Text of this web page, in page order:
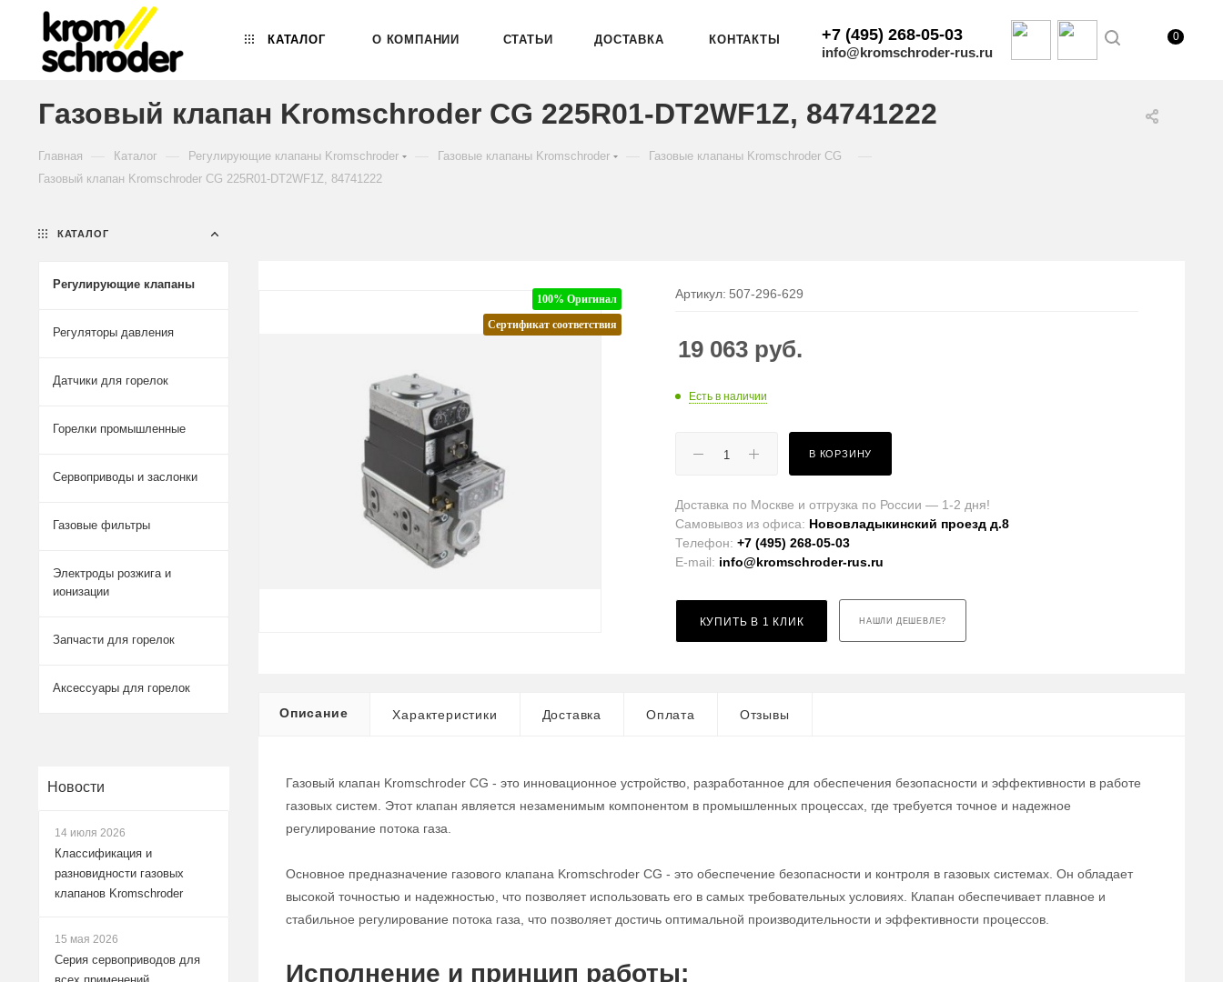
КАТАЛОГ О КОМПАНИИ СТАТЬИ ДОСТАВКА КОНТАКТЫ +7 (495) 268-05-03
info@kromschroder-rus.ru
0
Газовый клапан Kromschroder CG 225R01-DT2WF1Z, 84741222
Главная Каталог Регулирующие клапаны Kromschroder Газовые клапаны Kromschroder Газовые клапаны Kromschroder CG
Газовый клапан Kromschroder CG 225R01-DT2WF1Z, 84741222
100% Оригинал
Сертификат соответствия
Артикул: 507-296-629
19 063 руб.
Есть в наличии
В КОРЗИНУ
Доставка по Москве и отгрузка по России — 1-2 дня!
Самовывоз из офиса: Нововладыкинский проезд д.8
Телефон:+7 (495) 268-05-03
E-mail: info@kromschroder-rus.ru
КУПИТЬ В 1 КЛИК НАШЛИ ДЕШЕВЛЕ?
Описание Характеристики Доставка Оплата Отзывы
Газовый клапан Kromschroder CG - это инновационное устройство, разработанное для обеспечения безопасности и эффективности в работе
газовых систем. Этот клапан является незаменимым компонентом в промышленных процессах, где требуется точное и надежное
регулирование потока газа.
Основное предназначение газового клапана Kromschroder CG - это обеспечение безопасности и контроля в газовых системах. Он обладает
высокой точностью и надежностью, что позволяет использовать его в самых требовательных условиях. Клапан обеспечивает плавное и
стабильное регулирование потока газа, что позволяет достичь оптимальной производительности и эффективности процессов.
Исполнение и принцип работы:
КАТАЛОГ
Регулирующие клапаны
Регуляторы давления
Датчики для горелок
Горелки промышленные
Сервоприводы и заслонки
Газовые фильтры
Электроды розжига и
ионизации
Запчасти для горелок
Аксессуары для горелок
Новости
14 июля 2026
Классификация и
разновидности газовых
клапанов Kromschroder
15 мая 2026
Серия сервоприводов для